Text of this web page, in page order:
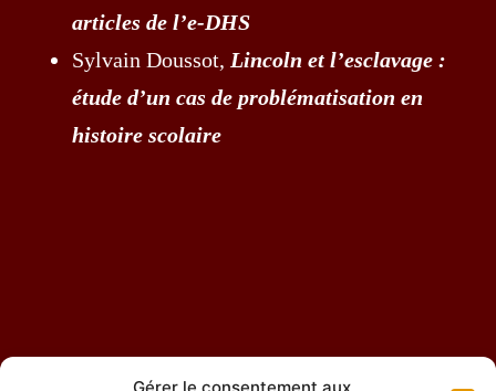
articles de l’e-DHS
Sylvain Doussot, Lincoln et l’esclavage :
étude d’un cas de problématisation en
histoire scolaire